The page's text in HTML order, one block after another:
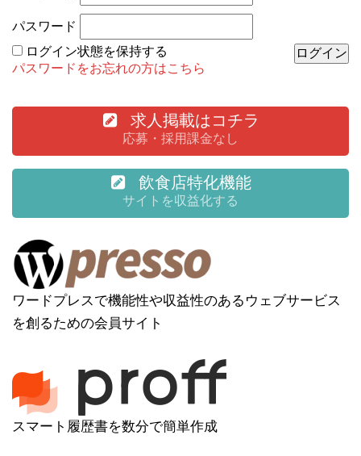
パスワード
ログイン状態を保持する
パスワードをお忘れの方はこちら
求人掲載はコチラ
応募・採用課金なし
飲食店特化機能
サイトを収益化する
ワードプレスで機能性や収益性のあるウェブサービス
を創るための会員サイト
スマート履歴書を数分で簡単作成